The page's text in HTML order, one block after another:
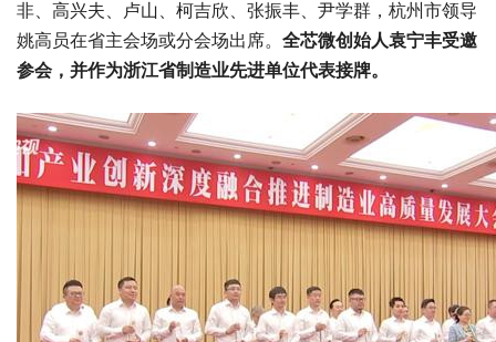
非、高兴夫、卢山、柯吉欣、张振丰、尹学群，杭州市领导
姚高员在省主会场或分会场出席。 全芯微创始人袁宁丰受邀
参会，并作为浙江省制造业先进单位代表接牌。